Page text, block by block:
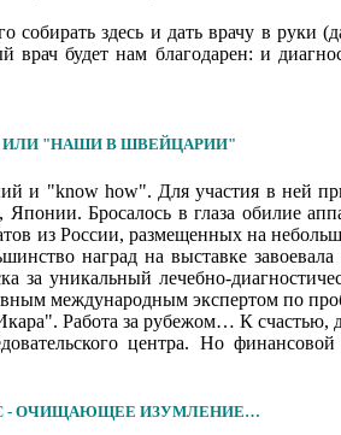
здесь и дать врачу в руки
будет нам благодарен: и
ИЛИ "НАШИ В ШВЕЙЦАРИИ"
и "know how". Для участия в ней
Бросалось в глаза обилие
из России, размещенных на
наград на выставке
уникальный лечебно-
международным экспертом по
Работа за рубежом… К счастью,
центра. Но
- ОЧИЩАЮЩЕЕ ИЗУМЛЕНИЕ…